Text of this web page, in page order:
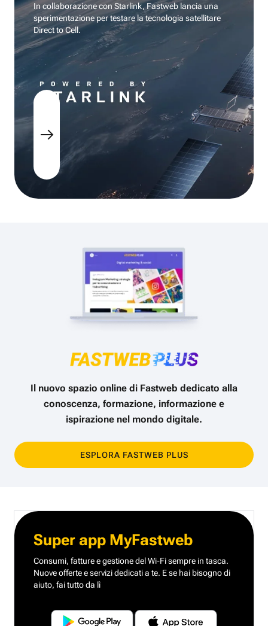
In collaborazione con Starlink, Fastweb lancia una
sperimentazione per testare la tecnologia satellitare
Direct to Cell.
Il nuovo spazio online di Fastweb dedicato alla
conoscenza, formazione, informazione e
ispirazione nel mondo digitale.
ESPLORA FASTWEB PLUS
Super app MyFastweb
Consumi, fatture e gestione del Wi-Fi sempre in tasca.
Nuove offerte e servizi dedicati a te. E se hai bisogno di
aiuto, fai tutto da lì